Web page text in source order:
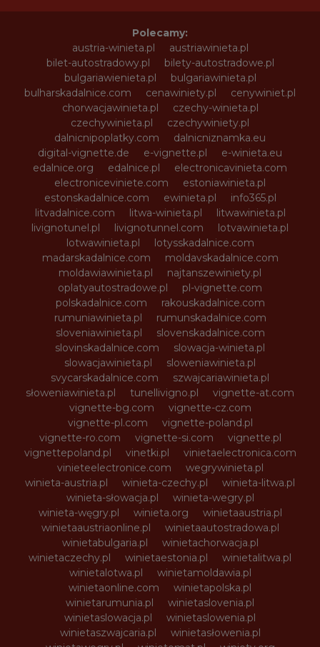
Polecamy:
austria-winieta.pl
austriawinieta.pl
bilet-autostradowy.pl
bilety-autostradowe.pl
bulgariawienieta.pl
bulgariawinieta.pl
bulharskadalnice.com
cenawiniety.pl
cenywiniet.pl
chorwacjawinieta.pl
czechy-winieta.pl
czechywinieta.pl
czechywiniety.pl
dalnicnipoplatky.com
dalnicniznamka.eu
digital-vignette.de
e-vignette.pl
e-winieta.eu
edalnice.org
edalnice.pl
electronicavinieta.com
electroniceviniete.com
estoniawinieta.pl
estonskadalnice.com
ewinieta.pl
info365.pl
litvadalnice.com
litwa-winieta.pl
litwawinieta.pl
livignotunel.pl
livignotunnel.com
lotvawinieta.pl
lotwawinieta.pl
lotysskadalnice.com
madarskadalnice.com
moldavskadalnice.com
moldawiawinieta.pl
najtanszewiniety.pl
oplatyautostradowe.pl
pl-vignette.com
polskadalnice.com
rakouskadalnice.com
rumuniawinieta.pl
rumunskadalnice.com
sloveniawinieta.pl
slovenskadalnice.com
slovinskadalnice.com
slowacja-winieta.pl
slowacjawinieta.pl
sloweniawinieta.pl
svycarskadalnice.com
szwajcariawinieta.pl
słoweniawinieta.pl
tunellivigno.pl
vignette-at.com
vignette-bg.com
vignette-cz.com
vignette-pl.com
vignette-poland.pl
vignette-ro.com
vignette-si.com
vignette.pl
vignettepoland.pl
vinetki.pl
vinietaelectronica.com
vinieteelectronice.com
wegrywinieta.pl
winieta-austria.pl
winieta-czechy.pl
winieta-litwa.pl
winieta-słowacja.pl
winieta-wegry.pl
winieta-węgry.pl
winieta.org
winietaaustria.pl
winietaaustriaonline.pl
winietaautostradowa.pl
winietabulgaria.pl
winietachorwacja.pl
winietaczechy.pl
winietaestonia.pl
winietalitwa.pl
winietalotwa.pl
winietamoldawia.pl
winietaonline.com
winietapolska.pl
winietarumunia.pl
winietaslovenia.pl
winietaslowacja.pl
winietaslowenia.pl
winietaszwajcaria.pl
winietasłowenia.pl